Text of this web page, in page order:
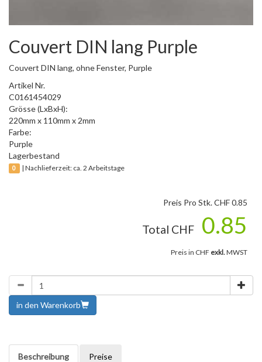
Couvert DIN lang Purple
Couvert DIN lang, ohne Fenster, Purple
Artikel Nr.
C0161454029
Grösse (LxBxH):
220mm x 110mm x 2mm
Farbe:
Purple
Lagerbestand
0 | Nachlieferzeit: ca. 2 Arbeitstage
Preis Pro Stk. CHF0.85
Total CHF 0.85
Preis in CHF exkl.MWST
in den Warenkorb
Beschreibung Preise